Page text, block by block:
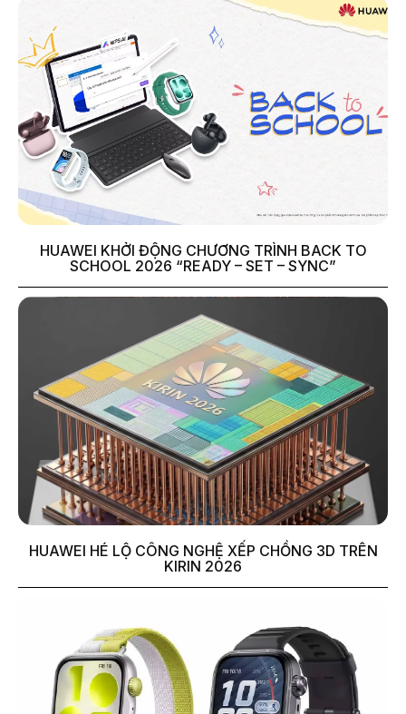
HUAWEI KHỞI ĐỘNG CHƯƠNG TRÌNH BACK TO
SCHOOL 2026 “READY – SET – SYNC”
HUAWEI HÉ LỘ CÔNG NGHỆ XẾP CHỒNG 3D TRÊN
KIRIN 2026